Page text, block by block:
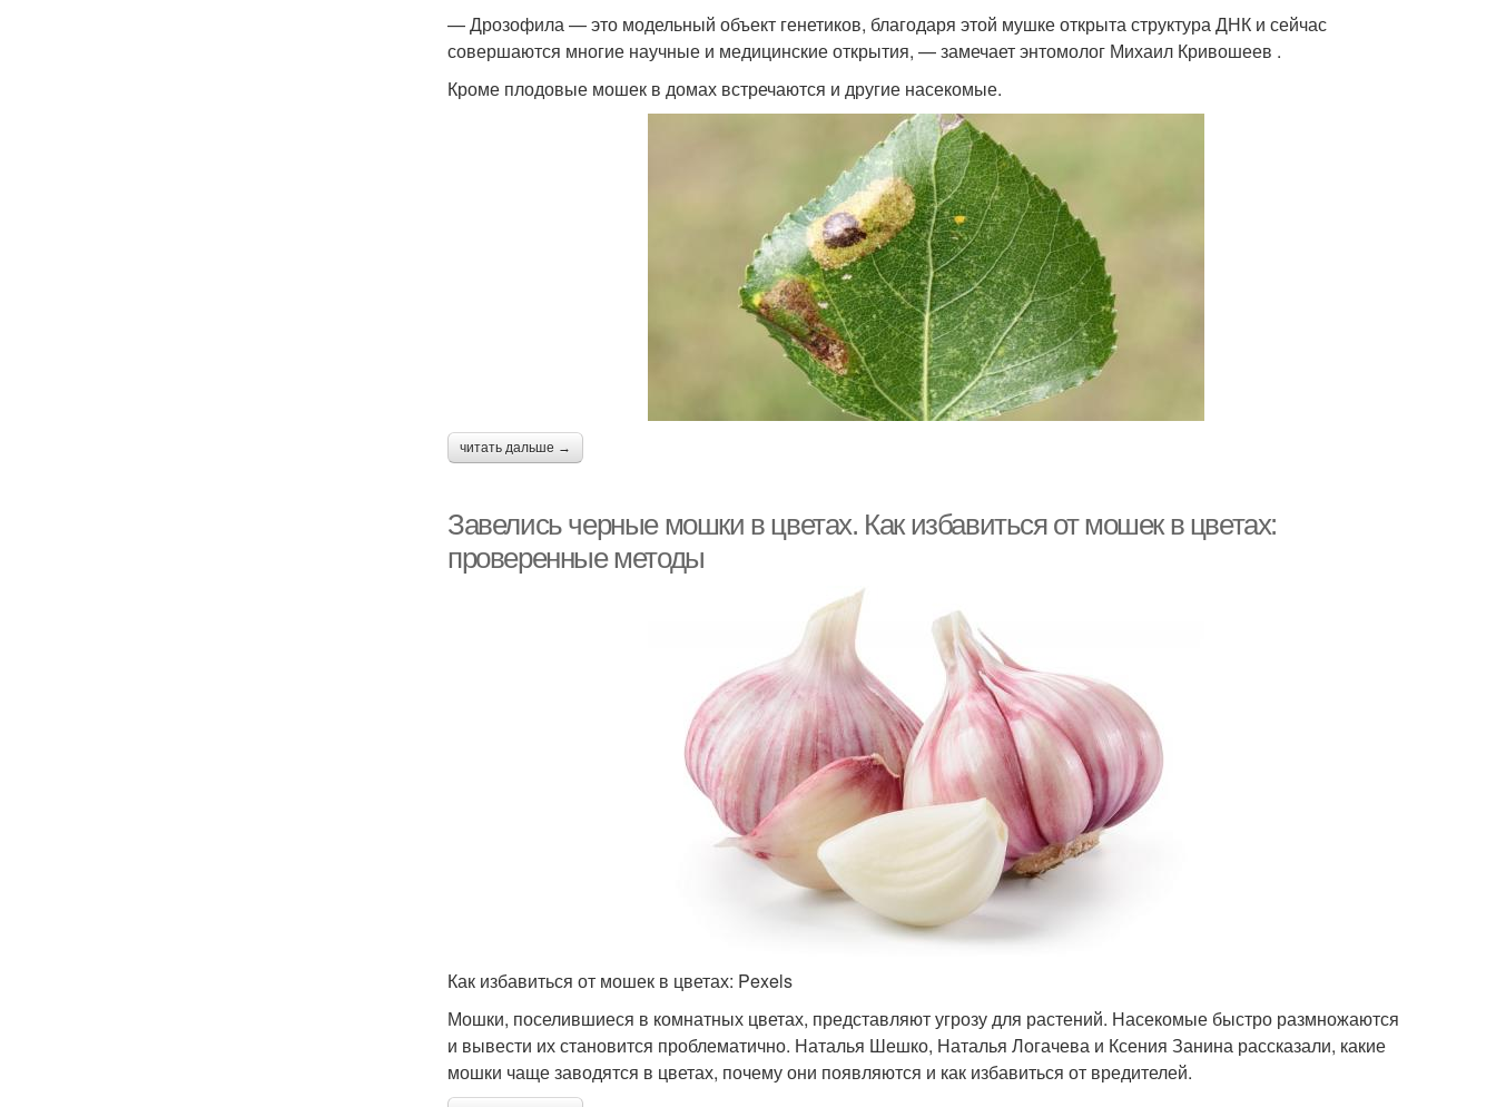
— Дрозофила — это модельный объект генетиков, благодаря этой мушке открыта структура ДНК и сейчас
совершаются многие научные и медицинские открытия, — замечает энтомолог Михаил Кривошеев .
Кроме плодовые мошек в домах встречаются и другие насекомые.
читать дальше →
Завелись черные мошки в цветах. Как избавиться от мошек в цветах:
проверенные методы
Как избавиться от мошек в цветах: Pexels
Мошки, поселившиеся в комнатных цветах, представляют угрозу для растений. Насекомые быстро размножаются
и вывести их становится проблематично. Наталья Шешко, Наталья Логачева и Ксения Занина рассказали, какие
мошки чаще заводятся в цветах, почему они появляются и как избавиться от вредителей.